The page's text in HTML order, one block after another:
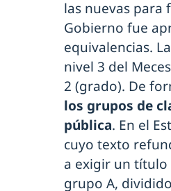
las nuevas para
Gobierno fue
equivalencias.
nivel 3 del
2 (grado). De
los grupos de
pública. En el
cuyo texto
a exigir un
grupo A,